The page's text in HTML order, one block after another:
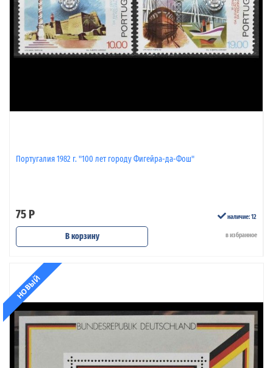
Португалия 1982 г. "100 лет городу Фигейра-да-Фош"
75 Р наличие: 12
В корзину в избранное
НОВЫЙ